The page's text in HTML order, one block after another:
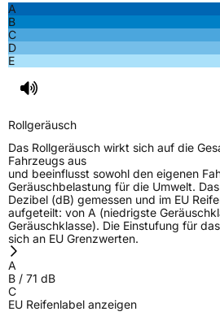
A
B
C
D
E
Rollgeräusch
Das Rollgeräusch wirkt sich auf die
Fahrzeugs aus
und beeinflusst sowohl den eigenen
Geräuschbelastung für die Umwelt.
Dezibel (dB) gemessen und im EU
aufgeteilt: von A (niedrigste
Geräuschklasse). Die Einstufung für
sich an EU Grenzwerten.
A
B / 71 dB
C
EU Reifenlabel anzeigen